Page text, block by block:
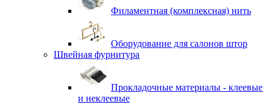
Филаментная (комплексная) нить
Оборудование для салонов штор
Швейная фурнитура
Прокладочные материалы - клеевые
и неклеевые